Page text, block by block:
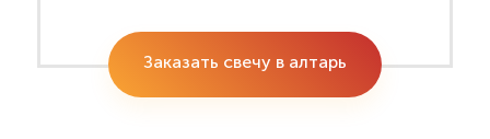
Заказать свечу в алтарь